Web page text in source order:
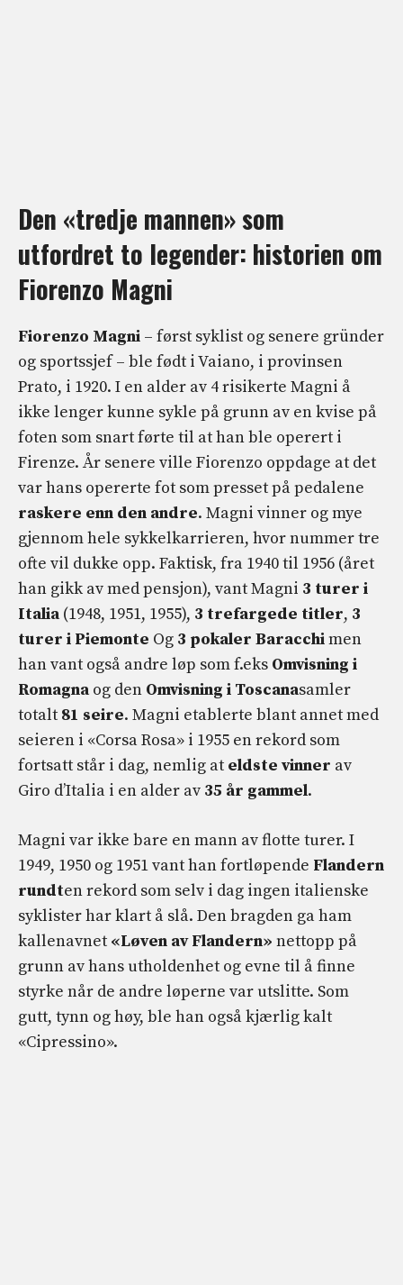
Den «tredje mannen» som
utfordret to legender: historien om
Fiorenzo Magni
Fiorenzo Magni – først syklist og senere gründer
og sportssjef – ble født i Vaiano, i provinsen
Prato, i 1920. I en alder av 4 risikerte Magni å
ikke lenger kunne sykle på grunn av en kvise på
foten som snart førte til at han ble operert i
Firenze. År senere ville Fiorenzo oppdage at det
var hans opererte fot som presset på pedalene
raskere enn den andre. Magni vinner og mye
gjennom hele sykkelkarrieren, hvor nummer tre
ofte vil dukke opp. Faktisk, fra 1940 til 1956 (året
han gikk av med pensjon), vant Magni 3 turer i
Italia (1948, 1951, 1955), 3 trefargede titler, 3
turer i Piemonte Og 3 pokaler Baracchimen
han vant også andre løp som f.eks Omvisning i
Romagna og den Omvisning i Toscanasamler
totalt 81 seire. Magni etablerte blant annet med
seieren i «Corsa Rosa» i 1955 en rekord som
fortsatt står i dag, nemlig at eldste vinner av
Giro d’Italia i en alder av 35 år gammel.
Magni var ikke bare en mann av flotte turer. I
1949, 1950 og 1951 vant han fortløpende Flandern
rundten rekord som selv i dag ingen italienske
syklister har klart å slå. Den bragden ga ham
kallenavnet «Løven av Flandern» nettopp på
grunn av hans utholdenhet og evne til å finne
styrke når de andre løperne var utslitte. Som
gutt, tynn og høy, ble han også kjærlig kalt
«Cipressino».